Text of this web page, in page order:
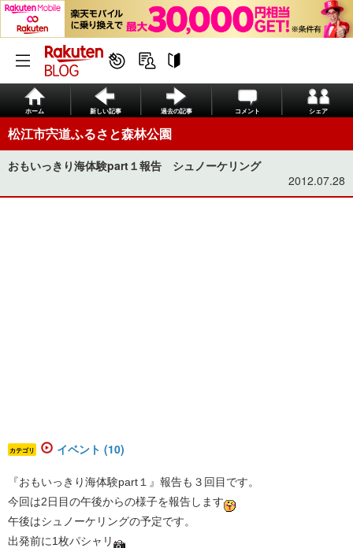
ホーム 新しい記事 過去の記事 コメント シェア
松江市宍道ふるさと森林公園
おもいっきり海体験part１報告 シュノーケリング
2012.07.28
カテゴリ イベント (10)
『おもいっきり海体験part１』報告も３回目です。
今回は2日目の午後からの様子を報告します
午後はシュノーケリングの予定です。
出発前に1枚パシャリ